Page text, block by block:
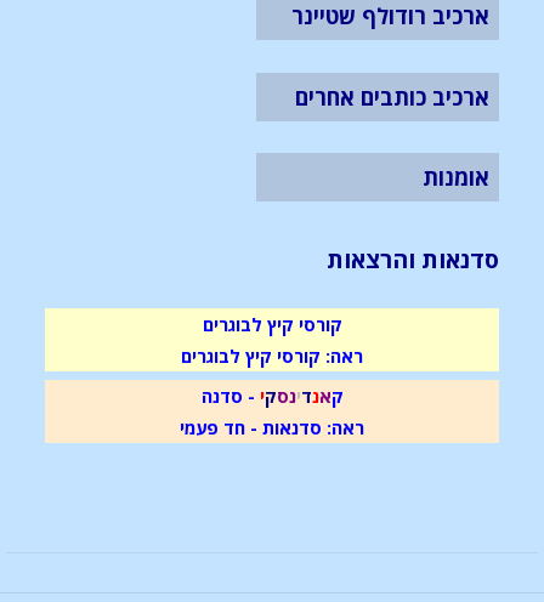
ארכיב רודולף שטיינר
ארכיב כותבים אחרים
אומנות
סדנאות והרצאות
קורסי קיץ לבוגרים
ראה: קורסי קיץ לבוגרים
קאנדינסקי - סדנה
ראה: סדנאות - חד פעמי